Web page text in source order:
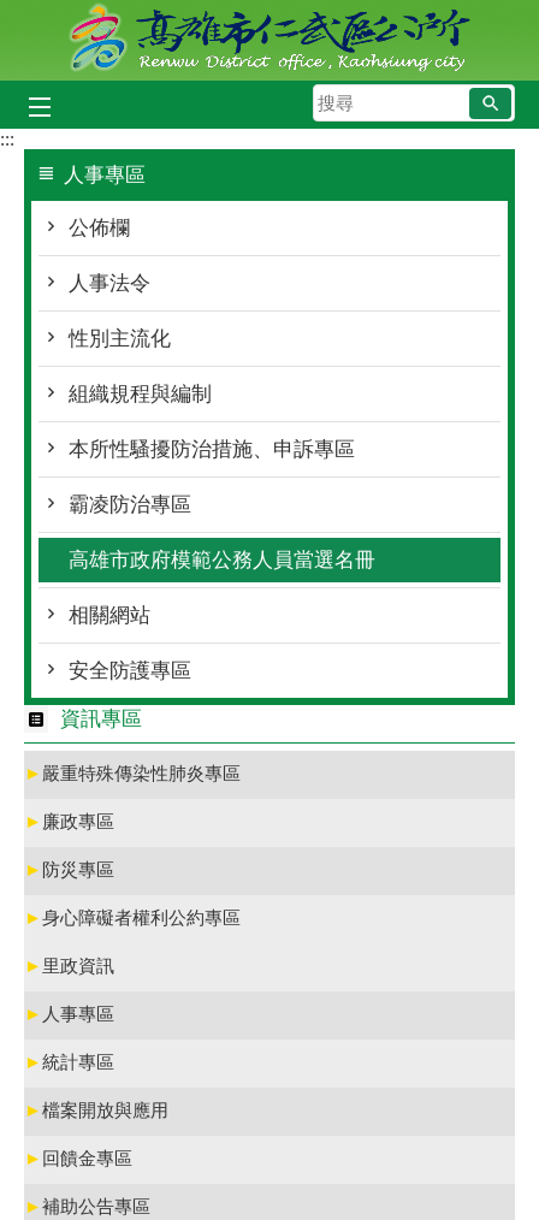
跳到主要內容區塊
搜
尋
:::
人事專區
公佈欄
人事法令
性別主流化
組織規程與編制
本所性騷擾防治措施、申訴專區
霸凌防治專區
高雄市政府模範公務人員當選名冊
相關網站
安全防護專區
資訊專區
► 嚴重特殊傳染性肺炎專區
► 廉政專區
► 防災專區
►身心障礙者權利公約專區
► 里政資訊
► 人事專區
►統計專區
►檔案開放與應用
► 回饋金專區
►補助公告專區